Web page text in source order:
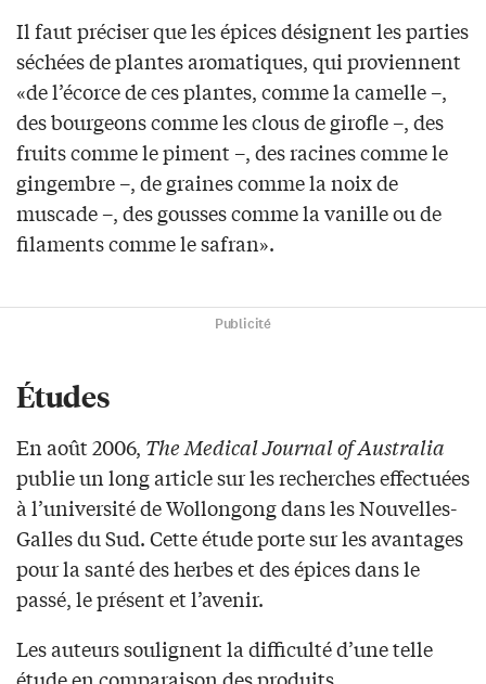
Il faut préciser que les épices désignent les parties
séchées de plantes aromatiques, qui proviennent
«de l’écorce de ces plantes, comme la camelle –,
des bourgeons comme les clous de girofle –, des
fruits comme le piment –, des racines comme le
gingembre –, de graines comme la noix de
muscade –, des gousses comme la vanille ou de
filaments comme le safran».
Publicité
Études
En août 2006, The Medical Journal of Australia
publie un long article sur les recherches effectuées
à l’université de Wollongong dans les Nouvelles-
Galles du Sud. Cette étude porte sur les avantages
pour la santé des herbes et des épices dans le
passé, le présent et l’avenir.
Les auteurs soulignent la difficulté d’une telle